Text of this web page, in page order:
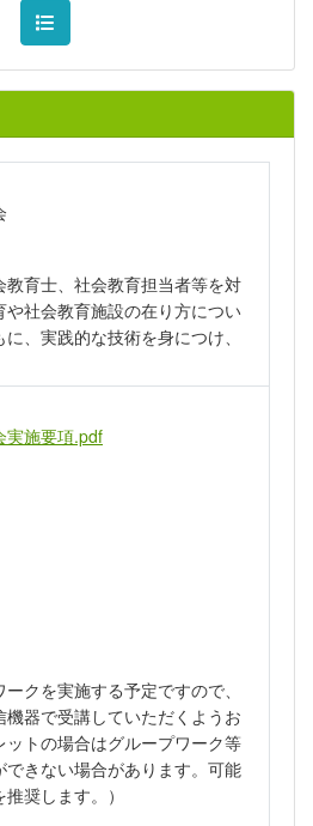
育士、社会教育担当者等を対
社会教育施設の在り方につい
、実践的な技術を身につけ、
実施要項.pdf
クを実施する予定ですので、
機器で受講していただくようお
ットの場合はグループワーク等
できない場合があります。可能
奨します。）